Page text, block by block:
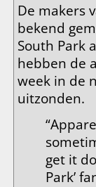
De makers
bekend
South Park
hebben de
week in de
uitzonden.
get it
Park’